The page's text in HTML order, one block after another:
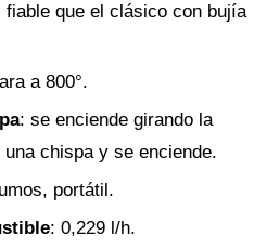
que el clásico con bujía
a 800°.
: se enciende girando la
chispa y se enciende.
portátil.
: 0,229 l/h.